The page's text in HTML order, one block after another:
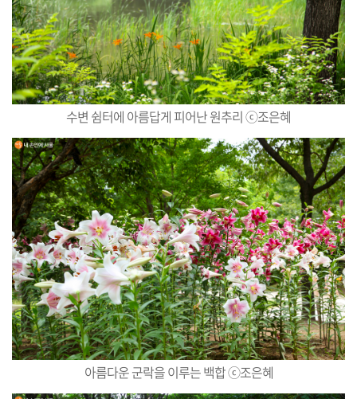
수변 쉼터에 아름답게 피어난 원추리 ⓒ조은혜
아름다운 군락을 이루는 백합 ⓒ조은혜